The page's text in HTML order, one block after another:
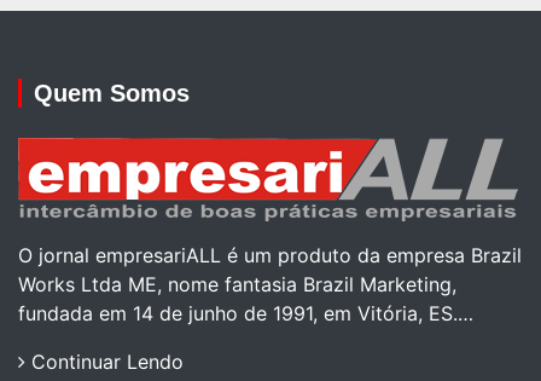
Quem Somos
O jornal empresariALL é um produto da empresa Brazil
Works Ltda ME, nome fantasia Brazil Marketing,
fundada em 14 de junho de 1991, em Vitória, ES.…
Continuar Lendo